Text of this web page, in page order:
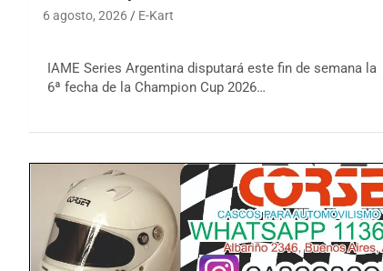
6 agosto, 2026 E-Kart
IAME Series Argentina disputará este fin de semana la
6ª fecha de la Champion Cup 2026…